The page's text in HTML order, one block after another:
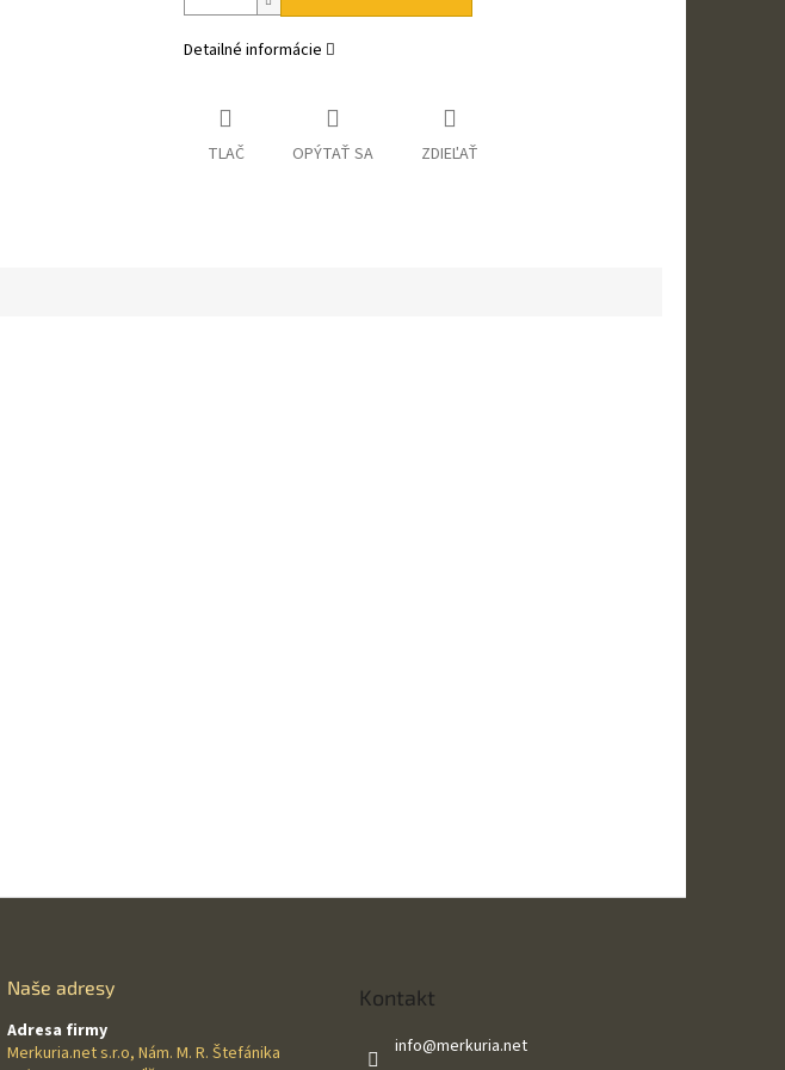
Detailné informácie
TLAČ OPÝTAŤ SA ZDIEĽAŤ
Naše adresy
Adresa firmy
Merkuria.net s.r.o, Nám. M. R. Štefánika
Kontakt
info@merkuria.net